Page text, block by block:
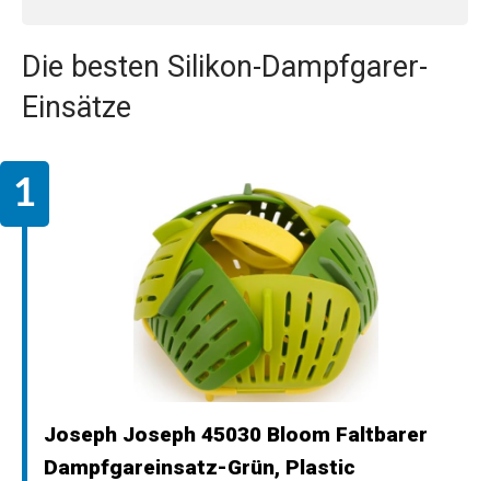
Die besten Silikon-Dampfgarer-
Einsätze
Joseph Joseph 45030 Bloom Faltbarer
Dampfgareinsatz-Grün, Plastic